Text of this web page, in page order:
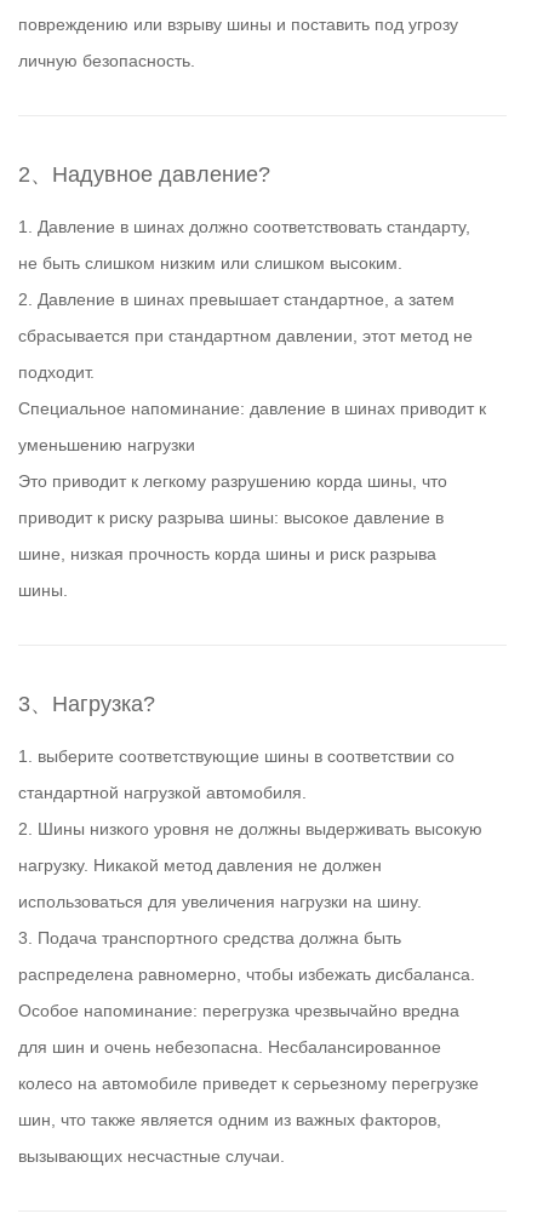
повреждению или взрыву шины и поставить под угрозу
личную безопасность.
2、Надувное давление?
1. Давление в шинах должно соответствовать стандарту,
не быть слишком низким или слишком высоким.
2. Давление в шинах превышает стандартное, а затем
сбрасывается при стандартном давлении, этот метод не
подходит.
Специальное напоминание: давление в шинах приводит к
уменьшению нагрузки
Это приводит к легкому разрушению корда шины, что
приводит к риску разрыва шины: высокое давление в
шине, низкая прочность корда шины и риск разрыва
шины.
3、Нагрузка?
1. выберите соответствующие шины в соответствии со
стандартной нагрузкой автомобиля.
2. Шины низкого уровня не должны выдерживать высокую
нагрузку. Никакой метод давления не должен
использоваться для увеличения нагрузки на шину.
3. Подача транспортного средства должна быть
распределена равномерно, чтобы избежать дисбаланса.
Особое напоминание: перегрузка чрезвычайно вредна
для шин и очень небезопасна. Несбалансированное
колесо на автомобиле приведет к серьезному перегрузке
шин, что также является одним из важных факторов,
вызывающих несчастные случаи.